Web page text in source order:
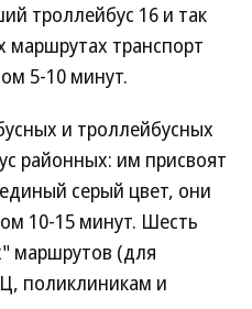
троллейбус 16 и так
маршрутах транспорт
5-10 минут.
и троллейбусных
районных: им присвоят
серый цвет, они
10-15 минут. Шесть
маршрутов (для
поликлиникам и